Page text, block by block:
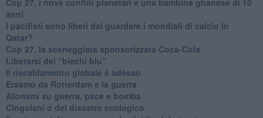
anni
​I pacifisti sono liberi dal guardare i mondiali di calcio in
Qatar?
​Cop 27, la sceneggiata sponsorizzata Coca-Cola
​Liberarsi dei “biechi blu”
Il riscaldamento globale è adesso
​Erasmo da Rotterdam e la guerra
​Aforismi su guerra, pace e bomba
Cingolani o del disastro ecologico